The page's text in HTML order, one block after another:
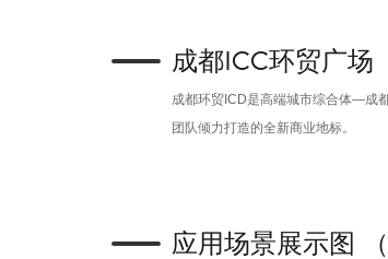
成都ICC环贸广场
成都环贸ICD是高端城市综合体—成
团队倾力打造的全新商业地标。
应用场景展示图 （